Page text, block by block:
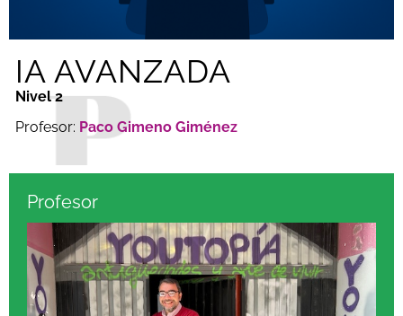
IA AVANZADA
Nivel 2
Profesor: Paco Gimeno Giménez
Profesor